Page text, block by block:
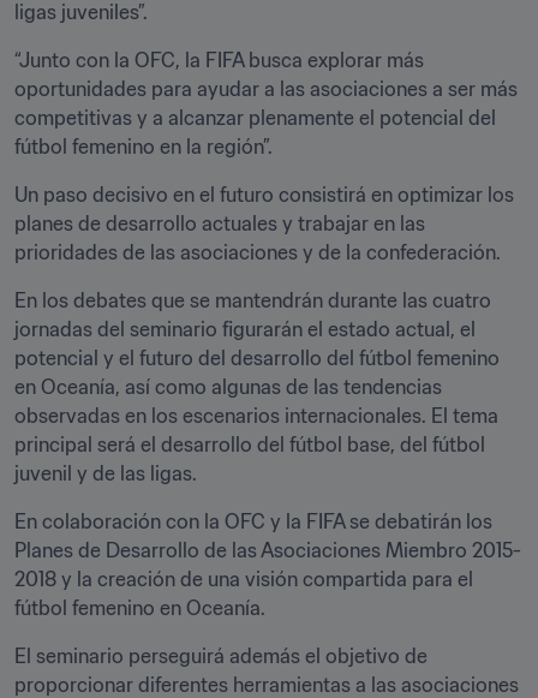
ligas juveniles”.
“Junto con la OFC, la FIFA busca explorar más
oportunidades para ayudar a las asociaciones a ser más
competitivas y a alcanzar plenamente el potencial del
fútbol femenino en la región”.
Un paso decisivo en el futuro consistirá en optimizar los
planes de desarrollo actuales y trabajar en las
prioridades de las asociaciones y de la confederación.
En los debates que se mantendrán durante las cuatro
jornadas del seminario figurarán el estado actual, el
potencial y el futuro del desarrollo del fútbol femenino
en Oceanía, así como algunas de las tendencias
observadas en los escenarios internacionales. El tema
principal será el desarrollo del fútbol base, del fútbol
juvenil y de las ligas.
En colaboración con la OFC y la FIFA se debatirán los
Planes de Desarrollo de las Asociaciones Miembro 2015-
2018 y la creación de una visión compartida para el
fútbol femenino en Oceanía.
El seminario perseguirá además el objetivo de
proporcionar diferentes herramientas a las asociaciones